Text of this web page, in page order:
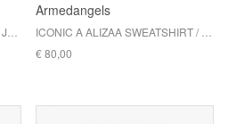
Armedangels
€ 80,00